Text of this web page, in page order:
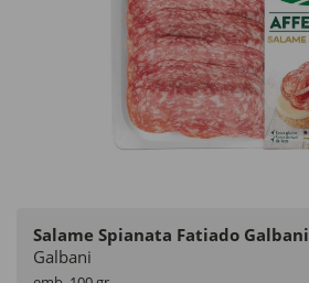
Salame Spianata Fatiado Galbani
Galbani